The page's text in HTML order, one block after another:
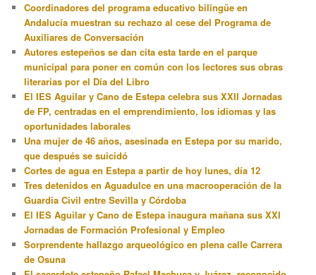
Coordinadores del programa educativo bilingüe en
Andalucía muestran su rechazo al cese del Programa de
Auxiliares de Conversación
Autores estepeños se dan cita esta tarde en el parque
municipal para poner en común con los lectores sus obras
literarias por el Día del Libro
El IES Aguilar y Cano de Estepa celebra sus XXII Jornadas
de FP, centradas en el emprendimiento, los idiomas y las
oportunidades laborales
Una mujer de 46 años, asesinada en Estepa por su marido,
que después se suicidó
Cortes de agua en Estepa a partir de hoy lunes, día 12
Tres detenidos en Aguadulce en una macrooperación de la
Guardia Civil entre Sevilla y Córdoba
El IES Aguilar y Cano de Estepa inaugura mañana sus XXI
Jornadas de Formación Profesional y Empleo
Sorprendente hallazgo arqueológico en plena calle Carrera
de Osuna